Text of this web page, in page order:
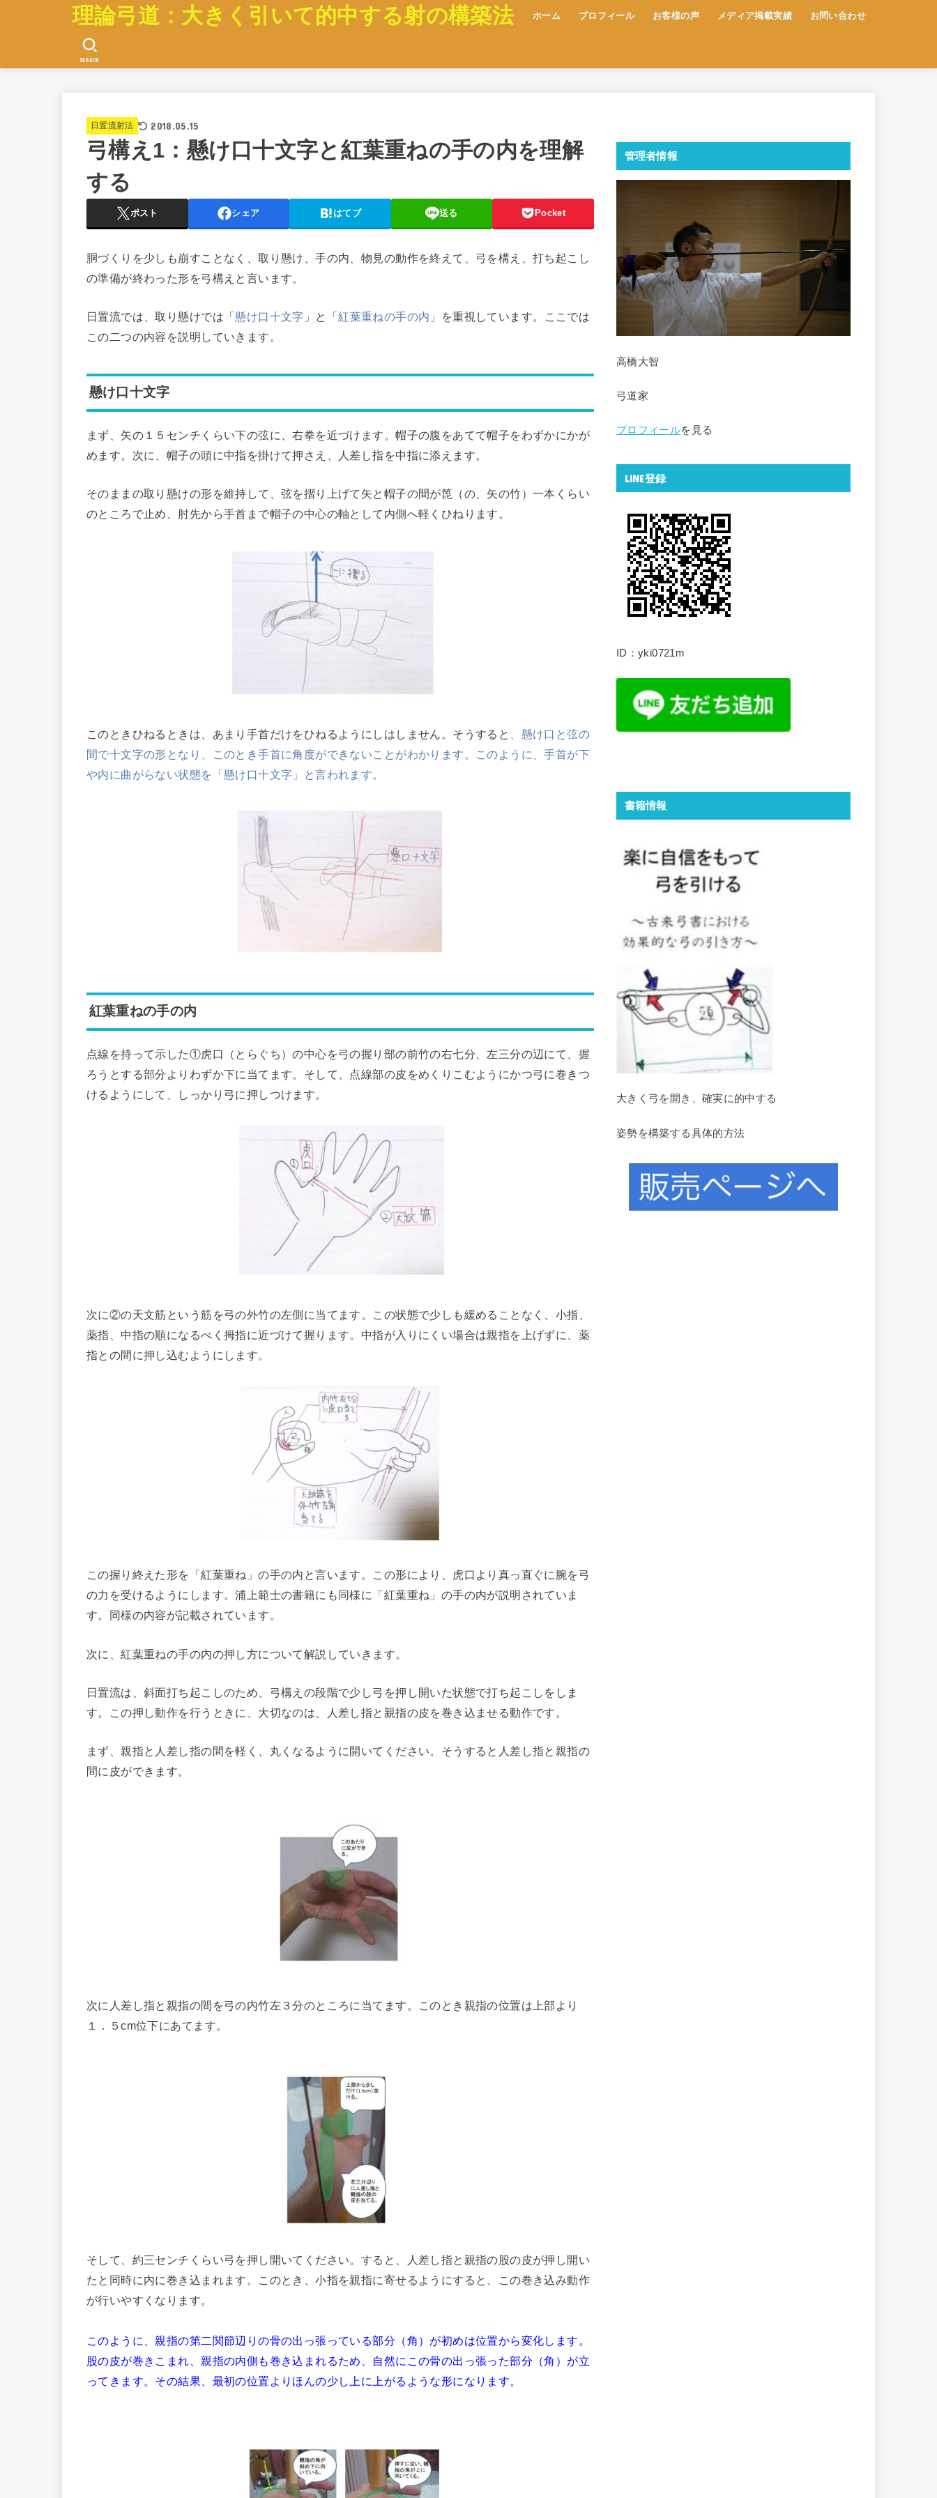
理論弓道：大きく引いて的中する射の構築法 ホーム プロフィール お客様の声 メディア掲載実績 お問い合わせ
SEARCH
日置流射法 2018.05.15
弓構え1：懸け口十文字と紅葉重ねの手の内を理解
する
ポスト シェア はてブ 送る Pocket
胴づくりを少しも崩すことなく、取り懸け、手の内、物見の動作を終えて、弓を構え、打ち起こし
の準備が終わった形を弓構えと言います。
日置流では、取り懸けでは「懸け口十文字 」と「紅葉重ねの手の内 」を重視しています。ここでは
この二つの内容を説明していきます。
懸け口十文字
まず、矢の１５センチくらい下の弦に、右拳を近づけます。帽子の腹をあてて帽子をわずかにかが
めます。次に、帽子の頭に中指を掛けて押さえ、人差し指を中指に添えます。
そのままの取り懸けの形を維持して、弦を摺り上げて矢と帽子の間が箆（の、矢の竹）一本くらい
のところで止め、肘先から手首まで帽子の中心の軸として内側へ軽くひねります。
このときひねるときは、あまり手首だけをひねるようにしはしません。そうすると
、懸け口と弦の
間で十文字の形となり、このとき手首に角度ができないことがわかります。このように、手首が下
や内に曲がらない状態を「懸け口十文字」と言われます。
紅葉重ねの手の内
点線を持って示した①虎口（とらぐち）の中心を弓の握り部の前竹の右七分、左三分の辺にて、握
ろうとする部分よりわずか下に当てます。そして、点線部の皮をめくりこむようにかつ弓に巻きつ
けるようにして、しっかり弓に押しつけます。
次に②の天文筋という筋を弓の外竹の左側に当てます。この状態で少しも緩めることなく、小指、
薬指、中指の順になるべく拇指に近づけて握ります。中指が入りにくい場合は親指を上げずに、薬
指との間に押し込むようにします。
この握り終えた形を「紅葉重ね」の手の内と言います。この形により、虎口より真っ直ぐに腕を弓
の力を受けるようにします。浦上範士の書籍にも同様に「紅葉重ね」の手の内が説明されていま
す。同様の内容が記載されています。
次に、紅葉重ねの手の内の押し方について解説していきます。
日置流は、斜面打ち起こしのため、弓構えの段階で少し弓を押し開いた状態で打ち起こしをしま
す。この押し動作を行うときに、大切なのは、人差し指と親指の皮を巻き込ませる動作です。
まず、親指と人差し指の間を軽く、丸くなるように開いてください。そうすると人差し指と親指の
間に皮ができます。
次に人差し指と親指の間を弓の内竹左３分のところに当てます。このとき親指の位置は上部より
１．５cm位下にあてます。
そして、約三センチくらい弓を押し開いてください。すると、人差し指と親指の股の皮が押し開い
たと同時に内に巻き込まれます。このとき、小指を親指に寄せるようにすると、この巻き込み動作
が行いやすくなります。
このように、親指の第二関節辺りの骨の出っ張っている部分（角）が初めは位置から変化します。
股の皮が巻きこまれ、親指の内側も巻き込まれるため、自然にこの骨の出っ張った部分（角）が立
ってきます。その結果、最初の位置よりほんの少し上に上がるような形になります。
管理者情報
高橋大智
弓道家
プロフィールを見る
LINE登録
ID：yki0721m
書籍情報
大きく弓を開き、確実に的中する
姿勢を構築する具体的方法